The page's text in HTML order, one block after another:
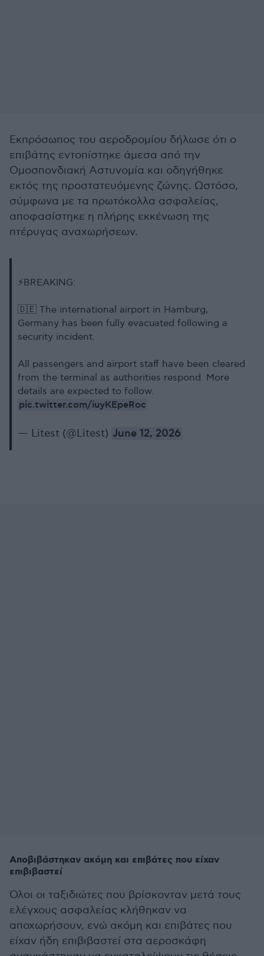
Εκπρόσωπος του αεροδρομίου δήλωσε ότι ο
επιβάτης εντοπίστηκε άμεσα από την
Ομοσπονδιακή Αστυνομία και οδηγήθηκε
εκτός της προστατευόμενης ζώνης. Ωστόσο,
σύμφωνα με τα πρωτόκολλα ασφαλείας,
αποφασίστηκε η πλήρης εκκένωση της
πτέρυγας αναχωρήσεων.
⚡BREAKING:
🇩🇪 The international airport in Hamburg,
Germany has been fully evacuated following a
security incident.
All passengers and airport staff have been cleared
from the terminal as authorities respond. More
details are expected to follow.
pic.twitter.com/iuyKEpeRoc
— Litest (@Litest) June 12, 2026
Αποβιβάστηκαν ακόμη και επιβάτες που είχαν
επιβιβαστεί
Όλοι οι ταξιδιώτες που βρίσκονταν μετά τους
ελέγχους ασφαλείας κλήθηκαν να
αποχωρήσουν, ενώ ακόμη και επιβάτες που
είχαν ήδη επιβιβαστεί στα αεροσκάφη